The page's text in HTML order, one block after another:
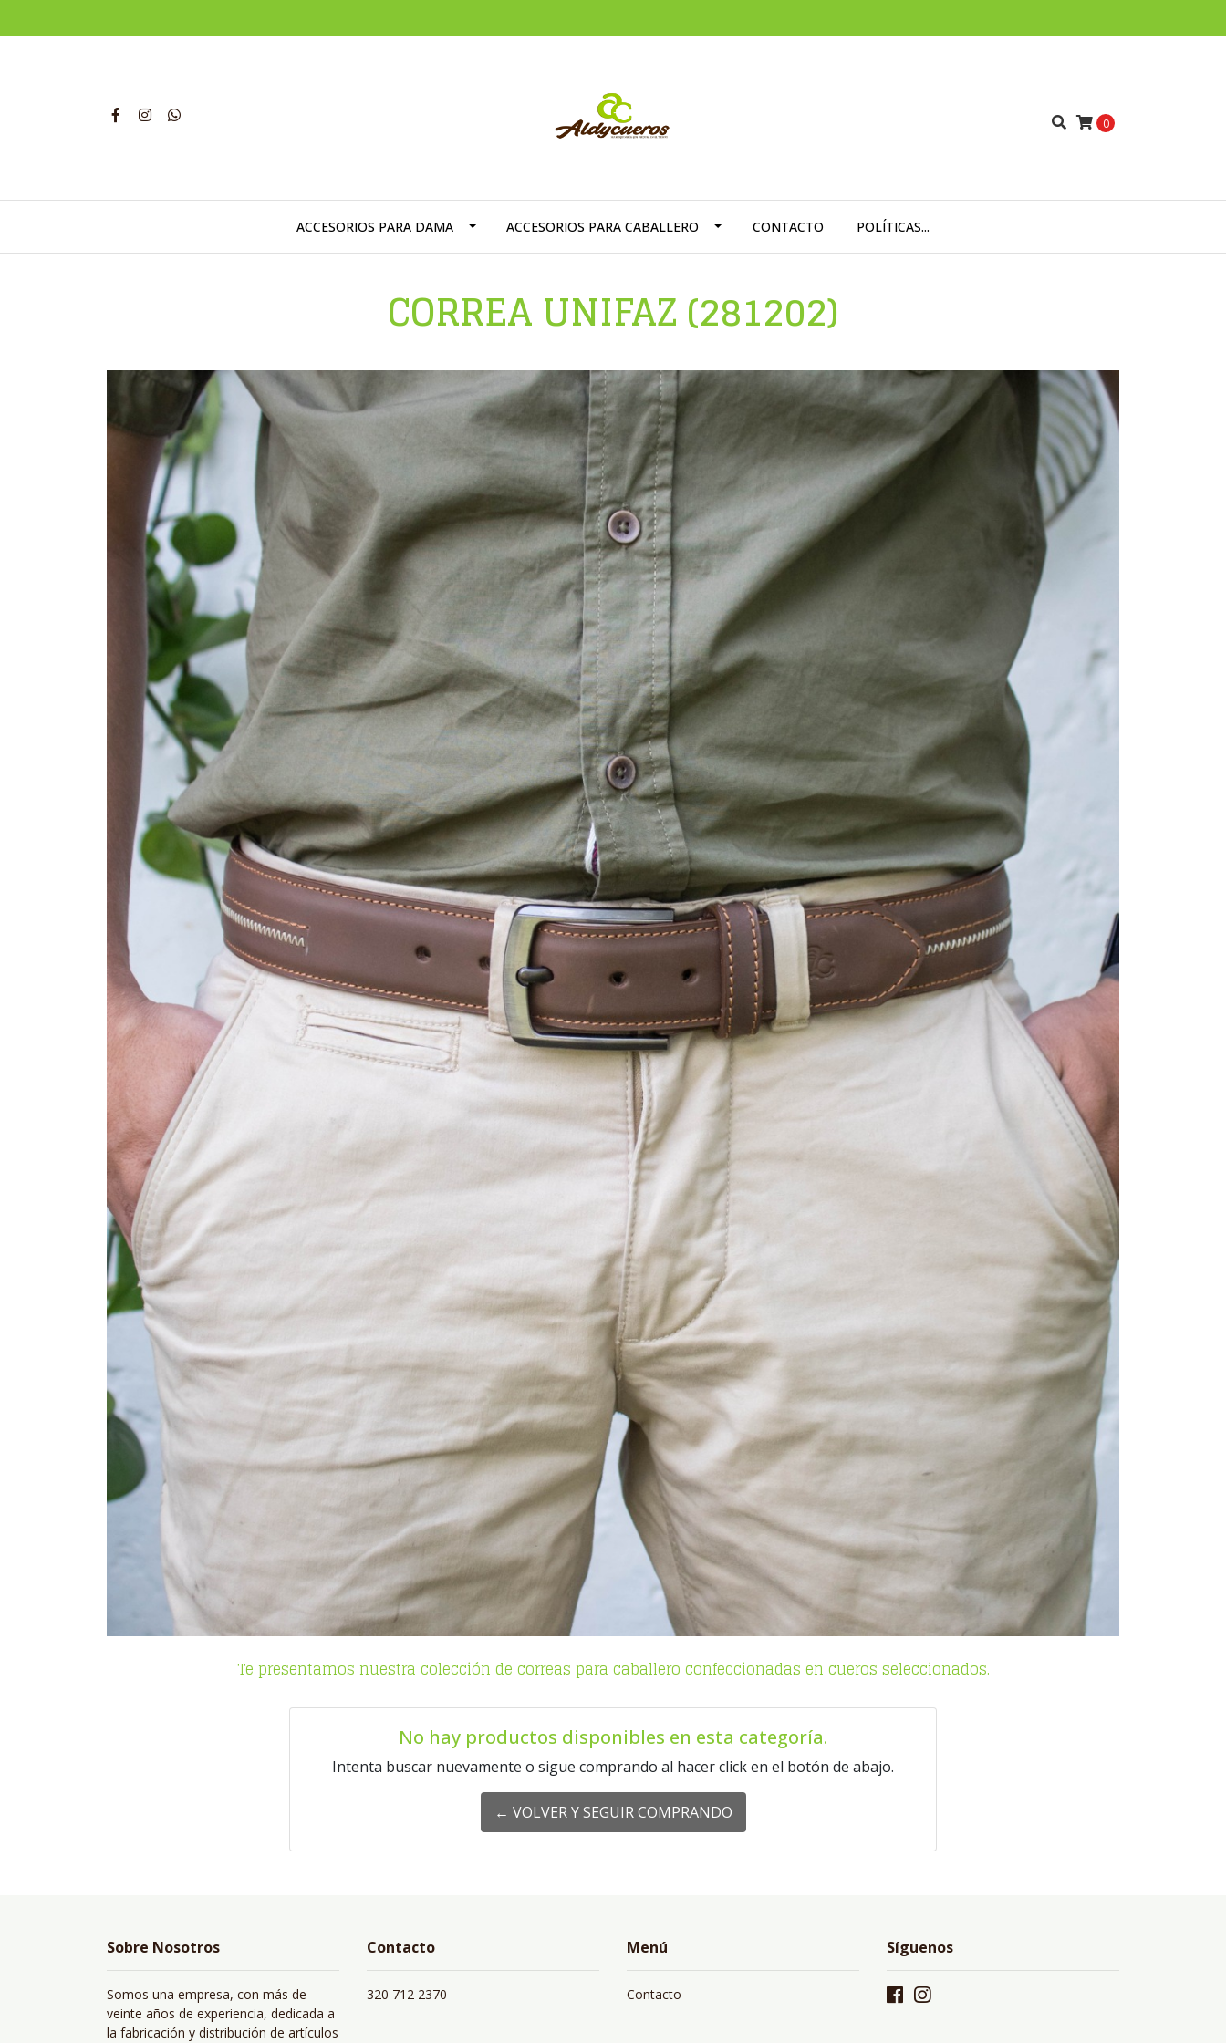
0
ACCESORIOS PARA DAMA ACCESORIOS PARA CABALLERO CONTACTO POLÍTICAS...
CORREA UNIFAZ (281202)
Te presentamos nuestra colección de correas para caballero confeccionadas en cueros seleccionados.
No hay productos disponibles en esta categoría.
Intenta buscar nuevamente o sigue comprando al hacer click en el botón de abajo.
← VOLVER Y SEGUIR COMPRANDO
Sobre Nosotros
Somos una empresa, con más de
veinte años de experiencia, dedicada a
la fabricación y distribución de artículos
Contacto
320 712 2370
Menú
Contacto
Síguenos